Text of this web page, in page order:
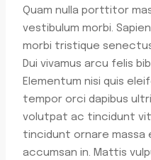
Quam nulla porttitor
vestibulum morbi.
morbi tristique
Dui vivamus arcu felis
Elementum nisi quis
tempor orci dapibus
volutpat ac tincidunt
tincidunt ornare massa
accumsan in. Mattis